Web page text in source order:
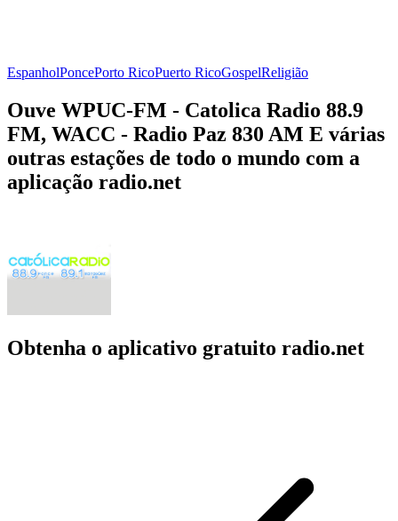
EspanholPoncePorto RicoPuerto RicoGospelReligião
Ouve WPUC-FM - Catolica Radio 88.9
FM, WACC - Radio Paz 830 AM E várias
outras estações de todo o mundo com a
aplicação radio.net
Obtenha o aplicativo gratuito radio.net